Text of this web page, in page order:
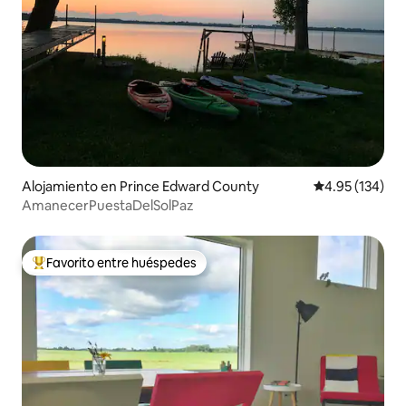
Alojamiento en Prince Edward County Calificación
4.95 (134)
AmanecerPuestaDelSolPaz
Favorito entre huéspedes preferido
Favorito entre huéspedes